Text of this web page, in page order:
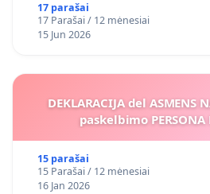
17 parašai
17 Parašai / 12 mėnesiai
15 Jun 2026
DEKLARACIJA del ASMENS
paskelbimo PERSONA
15 parašai
15 Parašai / 12 mėnesiai
16 Jan 2026